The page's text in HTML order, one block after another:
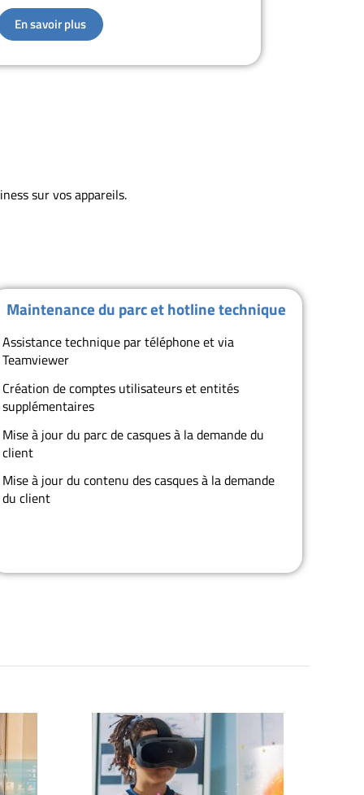
En savoir plus
sur vos appareils.
Maintenance du parc et hotline technique
Assistance technique par téléphone et via
Teamviewer
Création de comptes utilisateurs et entités
supplémentaires
Mise à jour du parc de casques à la demande du
client
Mise à jour du contenu des casques à la demande
du client